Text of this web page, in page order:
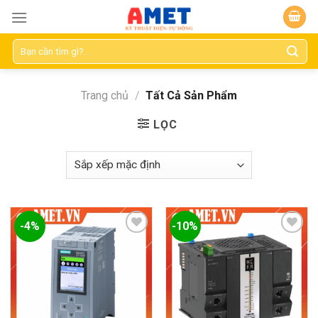
content
Tìm
kiếm:
Trang chủ / Tất Cả Sản Phẩm
LỌC
-4% -10%